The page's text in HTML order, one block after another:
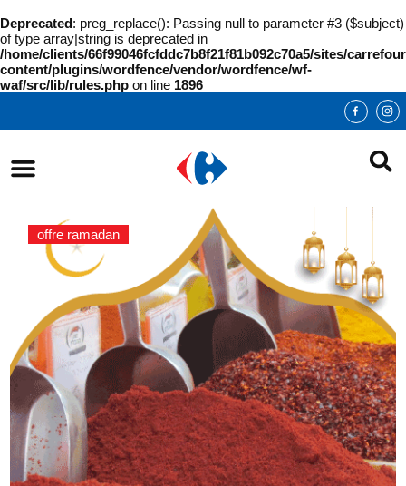
Deprecated: preg_replace(): Passing null to parameter #3 ($subject)
of type array|string is deprecated in
/home/clients/66f99046fcfddc7b8f21f81b092c70a5/sites/
content/plugins/wordfence/vendor/wordfence/wf-
waf/src/lib/rules.php on line 1896
offre ramadan